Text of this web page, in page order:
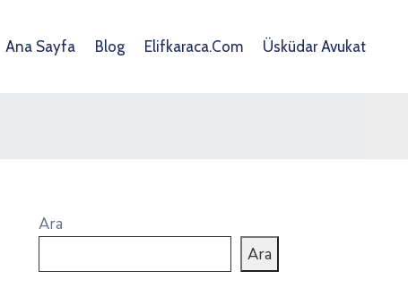
Ana Sayfa Blog Elifkaraca.com Üsküdar Avukat
Ara
Ara